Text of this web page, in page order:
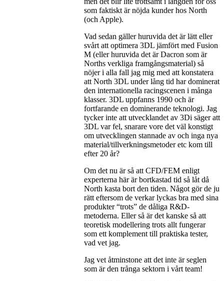
som faktiskt är nöjda kunder hos North
(och Apple).
Vad sedan gäller huruvida det är lätt eller
svårt att optimera 3DL jämfört med Fusion
M (eller huruvida det är Dacron som är
Norths verkliga framgångsmaterial) så
nöjer i alla fall jag mig med att konstatera
att North 3DL under lång tid har dominerat
den internationella racingscenen i många
klasser. 3DL uppfanns 1990 och är
fortfarande en dominerande teknologi. Jag
tycker inte att utvecklandet av 3Di säger att
3DL var fel, snarare vore det väl konstigt
om utvecklingen stannade av och inga nya
material/tillverkningsmetoder etc kom till
efter 20 år?
Om det nu är så att CFD/FEM enligt
experterna här är bortkastad tid så låt då
North kasta bort den tiden. Något gör de ju
rätt eftersom de verkar lyckas bra med sina
produkter “trots” de dåliga R&D-
metoderna. Eller så är det kanske så att
teoretisk modellering trots allt fungerar
som ett komplement till praktiska tester,
vad vet jag.
Jag vet åtminstone att det inte är seglen
som är den trånga sektorn i vårt team!